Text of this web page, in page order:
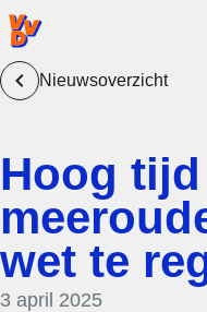
VVD.nl - Ga naar de
Nieuwsoverzicht
Hoog
wet te
3 april 2025